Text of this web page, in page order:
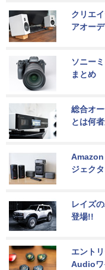
クリエ
アオー
ソニー
まとめ
総合オ
とは何
Amazon
ジェク
レイズ
登場!!
エント
Audioワ